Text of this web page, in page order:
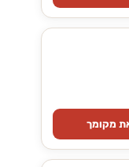
מקומך